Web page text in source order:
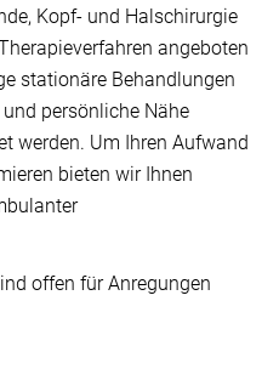
Kopf- und Halschirurgie
angeboten
stationäre Behandlungen
persönliche Nähe
werden. Um Ihren Aufwand
bieten wir Ihnen
offen für Anregungen